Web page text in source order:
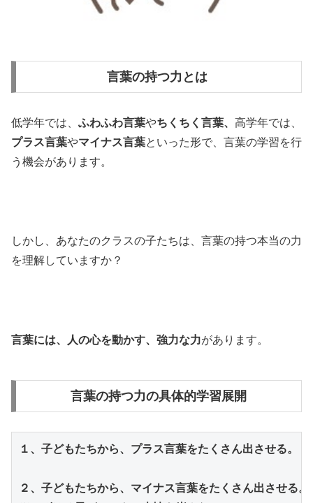
言葉の持つ力とは
低学年では、 ふわふわ言葉やちくちく言葉、 高学年では、
プラス言葉やマイナス言葉といった形で、言葉の学習を行
う機会があります。
しかし、あなたのクラスの子たちは、言葉の持つ本当の力
を理解していますか？
言葉には、人の心を動かす、 強力な力があります。
言葉の持つ力の具体的学習展開
１、子どもたちから、プラス言葉をたくさん出させる。
２、子どもたちから、マイナス言葉をたくさん出させる